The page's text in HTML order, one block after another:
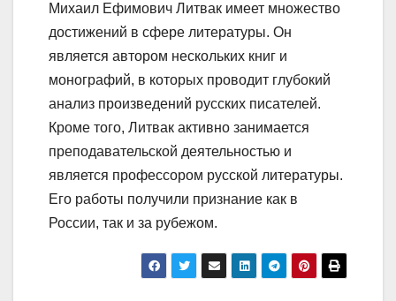
Михаил Ефимович Литвак имеет множество
достижений в сфере литературы. Он
является автором нескольких книг и
монографий, в которых проводит глубокий
анализ произведений русских писателей.
Кроме того, Литвак активно занимается
преподавательской деятельностью и
является профессором русской литературы.
Его работы получили признание как в
России, так и за рубежом.